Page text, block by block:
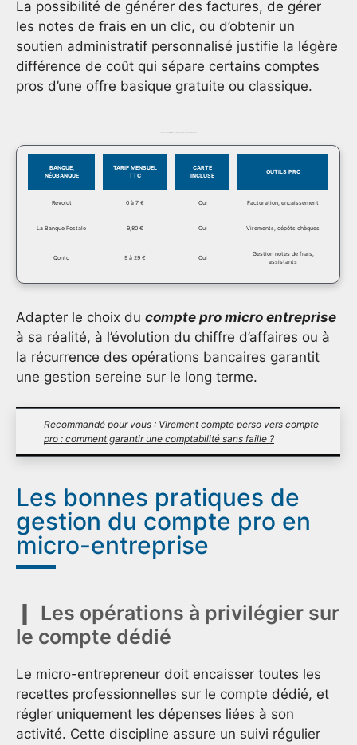
La possibilité de générer des factures, de gérer
les notes de frais en un clic, ou d’obtenir un
soutien administratif personnalisé justifie la légère
différence de coût qui sépare certains comptes
pros d’une offre basique gratuite ou classique.
BANQUE,
NÉOBANQUE
TARIF MENSUEL
TTC
CARTE
INCLUSE
OUTILS PRO
Revolut 0 à 7 € Oui Facturation, encaissement
La Banque Postale 9,80 € Oui Virements, dépôts chèques
Qonto 9 à 29 € Oui
Gestion notes de frais,
assistants
Adapter le choix du compte pro micro entreprise
à sa réalité, à l’évolution du chiffre d’affaires ou à
la récurrence des opérations bancaires garantit
une gestion sereine sur le long terme.
Recommandé pour vous : Virement compte perso vers compte
pro : comment garantir une comptabilité sans faille ?
Les bonnes pratiques de
gestion du compte pro en
micro-entreprise
Les opérations à privilégier sur
le compte dédié
Le micro-entrepreneur doit encaisser toutes les
recettes professionnelles sur le compte dédié, et
régler uniquement les dépenses liées à son
activité. Cette discipline assure un suivi régulier